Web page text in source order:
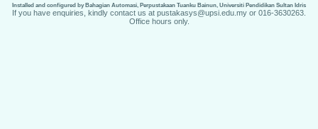
Installed and configured by Bahagian Automasi, Perpustakaan Tuanku Bainun, Universiti Pendidikan Sultan Idris
If you have enquiries, kindly contact us at pustakasys@upsi.edu.my or 016-3630263.
Office hours only.